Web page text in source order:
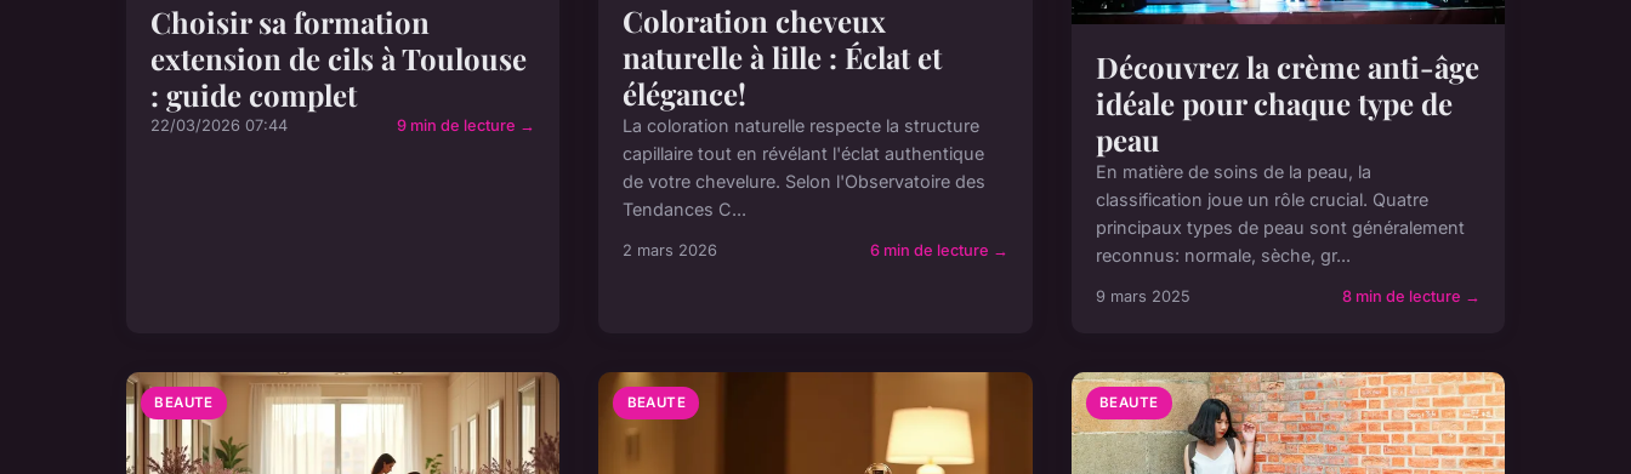
Choisir sa formation
extension de cils à Toulouse
: guide complet
22/03/2026 07:44 9 min de lecture →
Coloration cheveux
naturelle à lille : Éclat et
élégance!
La coloration naturelle respecte la structure
capillaire tout en révélant l'éclat authentique
de votre chevelure. Selon l'Observatoire des
Tendances C...
2 mars 2026 6 min de lecture →
Découvrez la crème anti-âge
idéale pour chaque type de
peau
En matière de soins de la peau, la
classification joue un rôle crucial. Quatre
principaux types de peau sont généralement
reconnus: normale, sèche, gr...
9 mars 2025 8 min de lecture →
BEAUTE BEAUTE BEAUTE